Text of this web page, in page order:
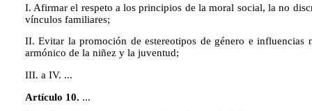
I. Afirmar el respeto a los principios de la moral social, la no
vínculos familiares;
II. Evitar la promoción de estereotipos de género e influencias
armónico de la niñez y la juventud;
III. a IV. ...
Artículo 10. ...